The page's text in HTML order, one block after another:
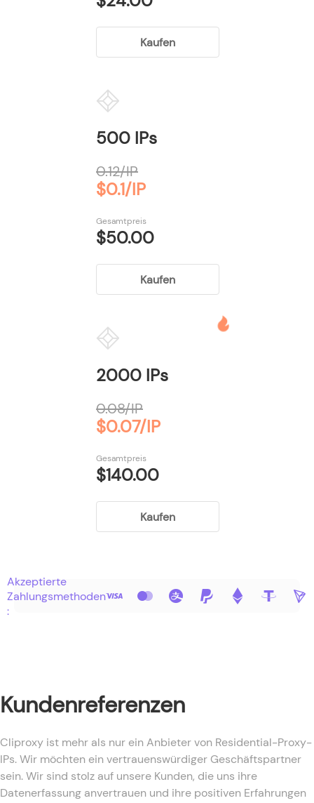
Kaufen
500 IPs
0.12/IP
$0.1/IP
Gesamtpreis
$50.00
Kaufen
2000 IPs
0.08/IP
$0.07/IP
Gesamtpreis
$140.00
Kaufen
Akzeptierte
Zahlungsmethoden
:
Kundenreferenzen
Cliproxy ist mehr als nur ein Anbieter von Residential-Proxy-
IPs. Wir möchten ein vertrauenswürdiger Geschäftspartner
sein. Wir sind stolz auf unsere Kunden, die uns ihre
Datenerfassung anvertrauen und ihre positiven Erfahrungen